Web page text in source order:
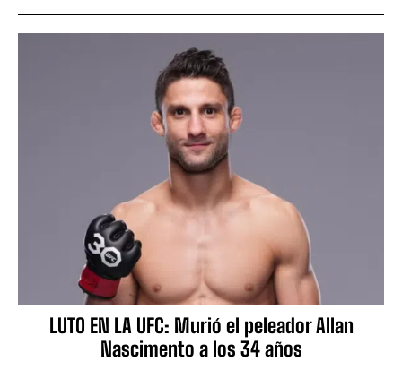
LUTO EN LA UFC: Murió el peleador Allan
Nascimento a los 34 años